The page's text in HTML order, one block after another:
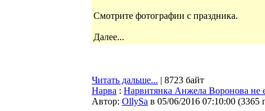
Смотрите фотографии с праздника.
Далее...
Читать дальше... | 8723 байт
Нарва : Нарвитянка Анжела Воронова
Автор: OllySa в 05/06/2016 07:10:00 (3365